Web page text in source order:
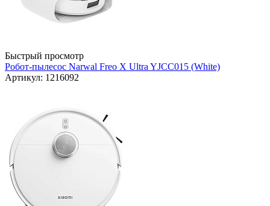
Быстрый просмотр
Робот-пылесос Narwal Freo X Ultra YJCC015 (White)
Артикул: 1216092